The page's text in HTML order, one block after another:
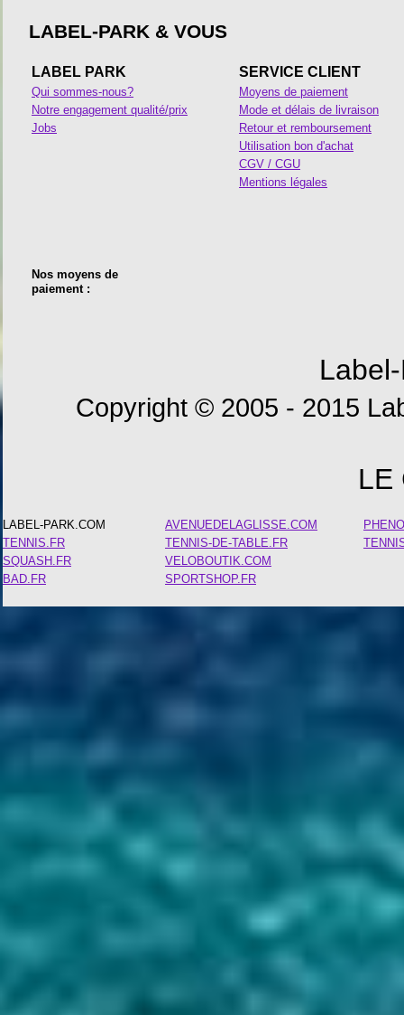
LABEL-PARK & VOUS
LABEL PARK
Qui sommes-nous?
Notre engagement qualité/prix
Jobs
SERVICE CLIENT
Moyens de paiement
Mode et délais de livraison
Retour et remboursement
Utilisation bon d'achat
CGV / CGU
Mentions légales
Nos moyens de
paiement :
Copyright © 2005 - 2015
LE
LABEL-PARK.COM
TENNIS.FR
SQUASH.FR
BAD.FR
AVENUEDELAGLISSE.COM
TENNIS-DE-TABLE.FR
VELOBOUTIK.COM
SPORTSHOP.FR